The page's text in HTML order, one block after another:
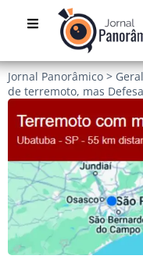
Jornal Panorâmico > Geral
de terremoto, mas